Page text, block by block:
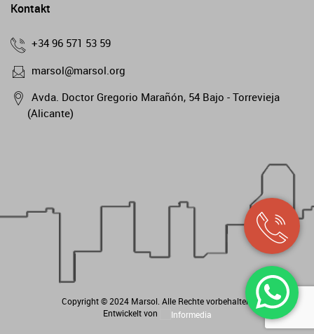
Kontakt
+34 96 571 53 59
marsol@marsol.org
Avda. Doctor Gregorio Marañón, 54 Bajo - Torrevieja
(Alicante)
Copyright © 2024 Marsol. Alle Rechte vorbehalten.
Entwickelt von